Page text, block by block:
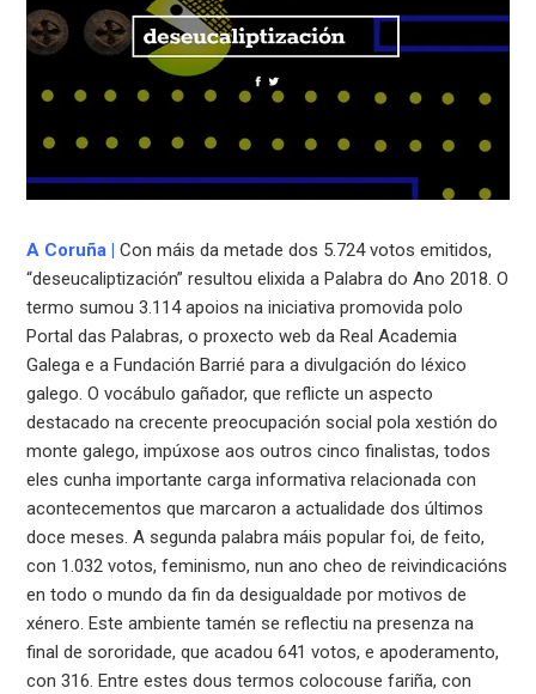
A Coruña | Con máis da metade dos 5.724 votos emitidos,
“deseucaliptización” resultou elixida a Palabra do Ano 2018. O
termo sumou 3.114 apoios na iniciativa promovida polo
Portal das Palabras, o proxecto web da Real Academia
Galega e a Fundación Barrié para a divulgación do léxico
galego. O vocábulo gañador, que reflicte un aspecto
destacado na crecente preocupación social pola xestión do
monte galego, impúxose aos outros cinco finalistas, todos
eles cunha importante carga informativa relacionada con
acontecementos que marcaron a actualidade dos últimos
doce meses. A segunda palabra máis popular foi, de feito,
con 1.032 votos, feminismo, nun ano cheo de reivindicacións
en todo o mundo da fin da desigualdade por motivos de
xénero. Este ambiente tamén se reflectiu na presenza na
final de sororidade, que acadou 641 votos, e apoderamento,
con 316. Entre estes dous termos colocouse fariña, con